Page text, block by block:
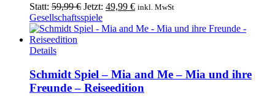
Statt: 59,99€ Ursprünglicher
Preis
war:
Jetzt: 49,99 €Aktueller
ist:
inkl. MwSt
Gesellschaftsspiele
Details
Schmidt Spiel – Mia and Me – Mia und ihre
Freunde – Reiseedition